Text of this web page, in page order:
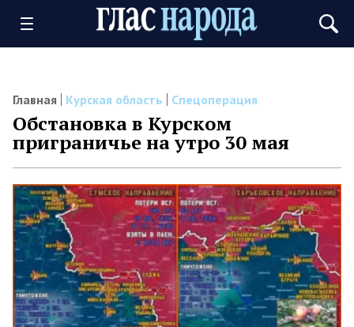
Главная Курская область Спецоперация
Обстановка в Курском
приграничье на утро 30 мая